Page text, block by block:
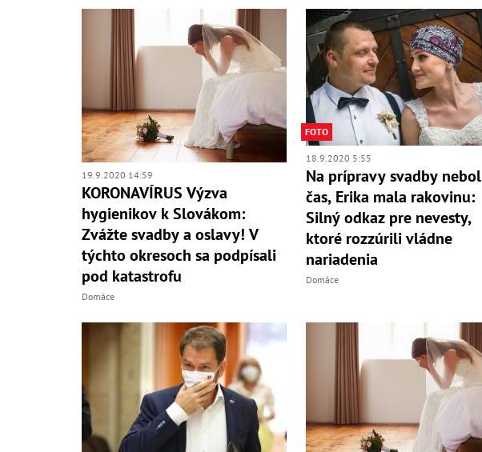
19.9.2020 14:59
KORONAVÍRUS Výzva
hygienikov k Slovákom:
Zvážte svadby a oslavy! V
týchto okresoch sa podpísali
pod katastrofu
Domáce
FOTO
18.9.2020 5:55
Na prípravy svadby nebol
čas, Erika mala rakovinu:
Silný odkaz pre nevesty,
ktoré rozzúrili vládne
nariadenia
Domáce